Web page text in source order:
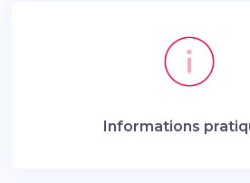
Informations